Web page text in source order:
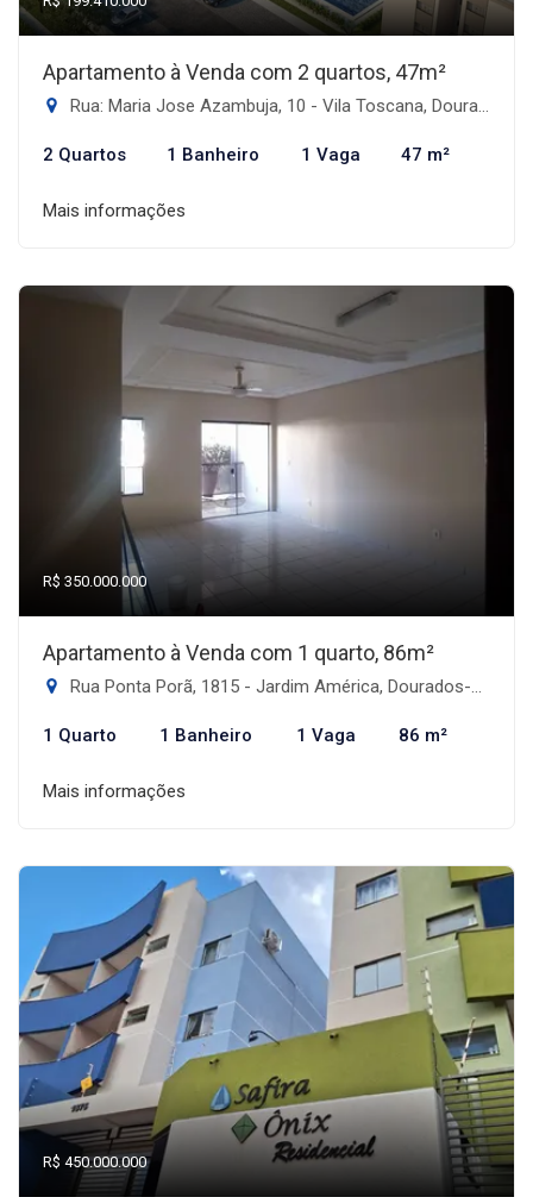
Apartamento à Venda com 2 quartos, 47m²
Rua: Maria Jose Azambuja, 10 - Vila Toscana, Dourados-MS
2 Quartos 1 Banheiro 1 Vaga 47 m²
Mais informações
R$ 350.000.000
Apartamento à Venda com 1 quarto, 86m²
Rua Ponta Porã, 1815 - Jardim América, Dourados-MS
1 Quarto 1 Banheiro 1 Vaga 86 m²
Mais informações
R$ 450.000.000